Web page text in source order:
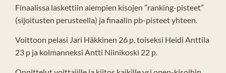
Finaalissa laskettiin aiempien kisojen ”ranking-pisteet”
(sijoitusten perusteella) ja finaalin pb-pisteet yhteen.
Voittoon pelasi Jari Häkkinen 26 p, toiseksi Heidi Anttila
23 p ja kolmanneksi Antti Niinikoski 22 p.